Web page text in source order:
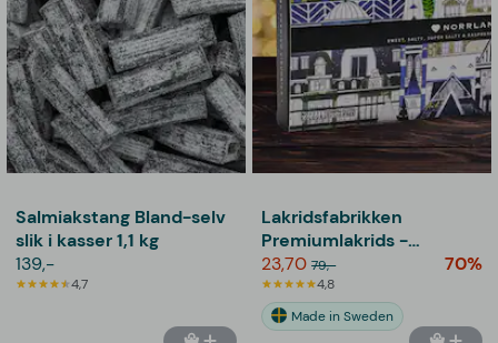
Salmiakstang Bland-selv
slik i kasser 1,1 kg
139,-
4,7
Lakridsfabrikken
Premiumlakrids -
Norrland
23,70 79,- 70%
4,8
Made in Sweden